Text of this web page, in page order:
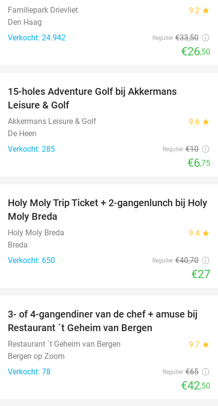
Familiepark Drievliet 9.2 star
Den Haag
Verkocht: 24.942
Regulier €33,50
€26,50
15-holes Adventure Golf bij Akkermans
Leisure & Golf
Akkermans Leisure & Golf 9.6 star
De Heen
Verkocht: 285
Regulier €10
€6,75
34%
Holy Moly Trip Ticket + 2-gangenlunch bij Holy
Moly Breda
Holy Moly Breda 9.4 star
Breda
Verkocht: 650
Regulier €40,70
€27
35%
3- of 4-gangendiner van de chef + amuse bij
Restaurant ´t Geheim van Bergen
Restaurant ´t Geheim van Bergen 9.7 star
Bergen op Zoom
Verkocht: 78
Regulier €65
€42,50